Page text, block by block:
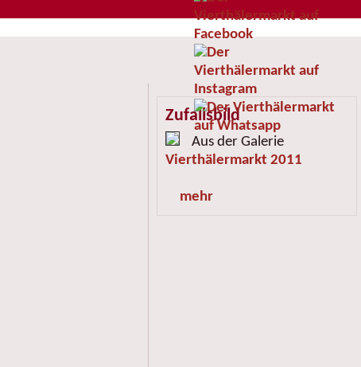
Zufallsbild
Aus der Galerie
Vierthälermarkt 2011
mehr